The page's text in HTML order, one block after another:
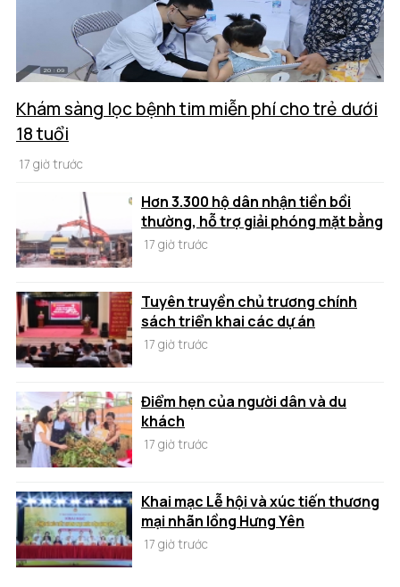
Khám sàng lọc bệnh tim miễn phí cho trẻ dưới
18 tuổi
17 giờ trước
Hơn 3.300 hộ dân nhận tiền bồi
thường, hỗ trợ giải phóng mặt bằng
17 giờ trước
Tuyên truyền chủ trương chính
sách triển khai các dự án
17 giờ trước
Điểm hẹn của người dân và du
khách
17 giờ trước
Khai mạc Lễ hội và xúc tiến thương
mại nhãn lồng Hưng Yên
17 giờ trước